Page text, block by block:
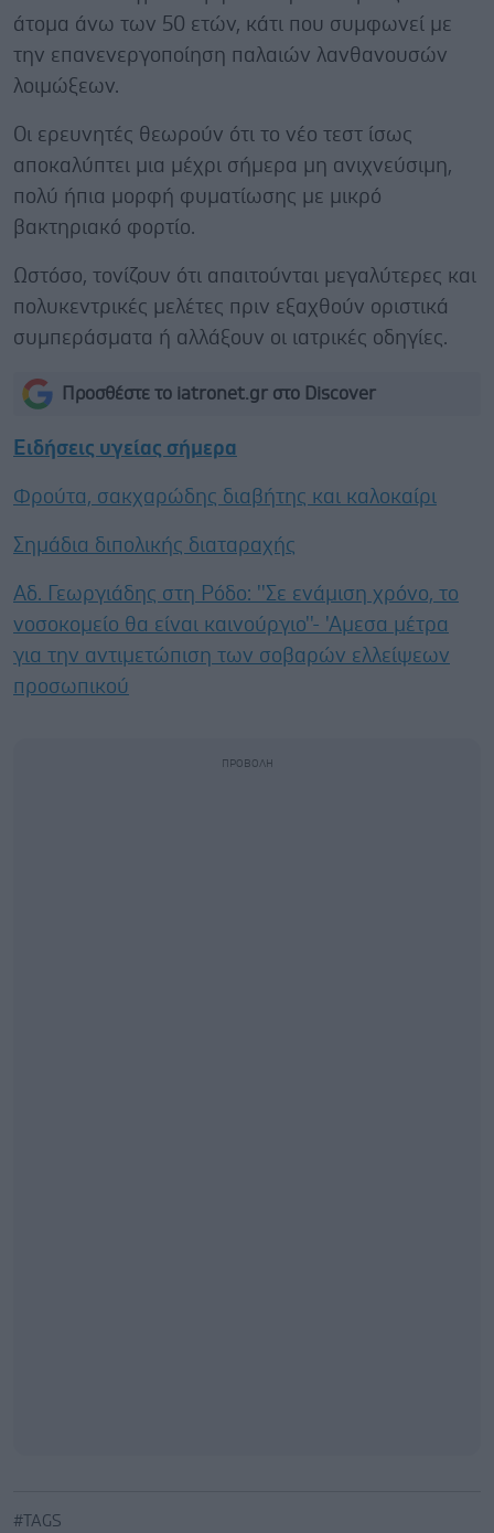
άτομα άνω των 50 ετών, κάτι που συμφωνεί με
την επανενεργοποίηση παλαιών λανθανουσών
λοιμώξεων.
Οι ερευνητές θεωρούν ότι το νέο τεστ ίσως
αποκαλύπτει μια μέχρι σήμερα μη ανιχνεύσιμη,
πολύ ήπια μορφή φυματίωσης με μικρό
βακτηριακό φορτίο.
Ωστόσο, τονίζουν ότι απαιτούνται μεγαλύτερες και
πολυκεντρικές μελέτες πριν εξαχθούν οριστικά
συμπεράσματα ή αλλάξουν οι ιατρικές οδηγίες.
Προσθέστε το iatronet.gr στο Discover
Ειδήσεις υγείας σήμερα
Φρούτα, σακχαρώδης διαβήτης και καλοκαίρι
Σημάδια διπολικής διαταραχής
Αδ. Γεωργιάδης στη Ρόδο: ''Σε ενάμιση χρόνο, το
νοσοκομείο θα είναι καινούργιο''- 'Αμεσα μέτρα
για την αντιμετώπιση των σοβαρών ελλείψεων
προσωπικού
#TAGS